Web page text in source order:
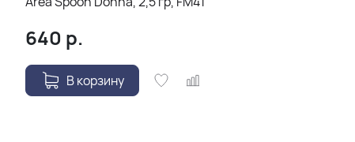
640 р.
В корзину